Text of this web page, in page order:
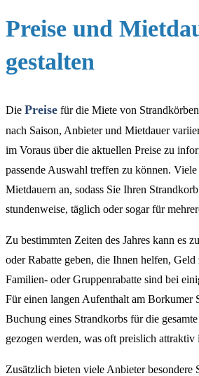
Preise und
gestalten
Die Preise für die Miete von
nach Saison, Anbieter und Mietdauer
im Voraus über die aktuellen Preise zu
passende Auswahl treffen zu können.
Mietdauern an, sodass Sie Ihren
stundenweise, täglich oder sogar für
Zu bestimmten Zeiten des Jahres kann es
oder Rabatte geben, die Ihnen helfen, Geld
Familien- oder Gruppenrabatte sind bei
Für einen langen Aufenthalt am Borkumer
Buchung eines Strandkorbs für die
gezogen werden, was oft preislich attraktiv
Zusätzlich bieten viele Anbieter besondere